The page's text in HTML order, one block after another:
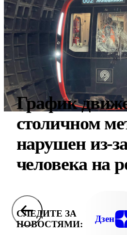
График
столичном
нарушен из-
человека на
СЛЕДИТЕ ЗА
НОВОСТЯМИ:
Дзен